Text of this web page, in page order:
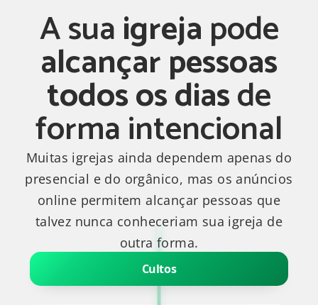
A suaigrejapode
alcançarpessoas
todososdiasde
forma intencional
Muitas igrejas ainda dependem apenas do
presencial e do orgânico, mas os anúncios
online permitem alcançar pessoas que
talvez nunca conheceriam sua igreja de
outra forma.
Cultos